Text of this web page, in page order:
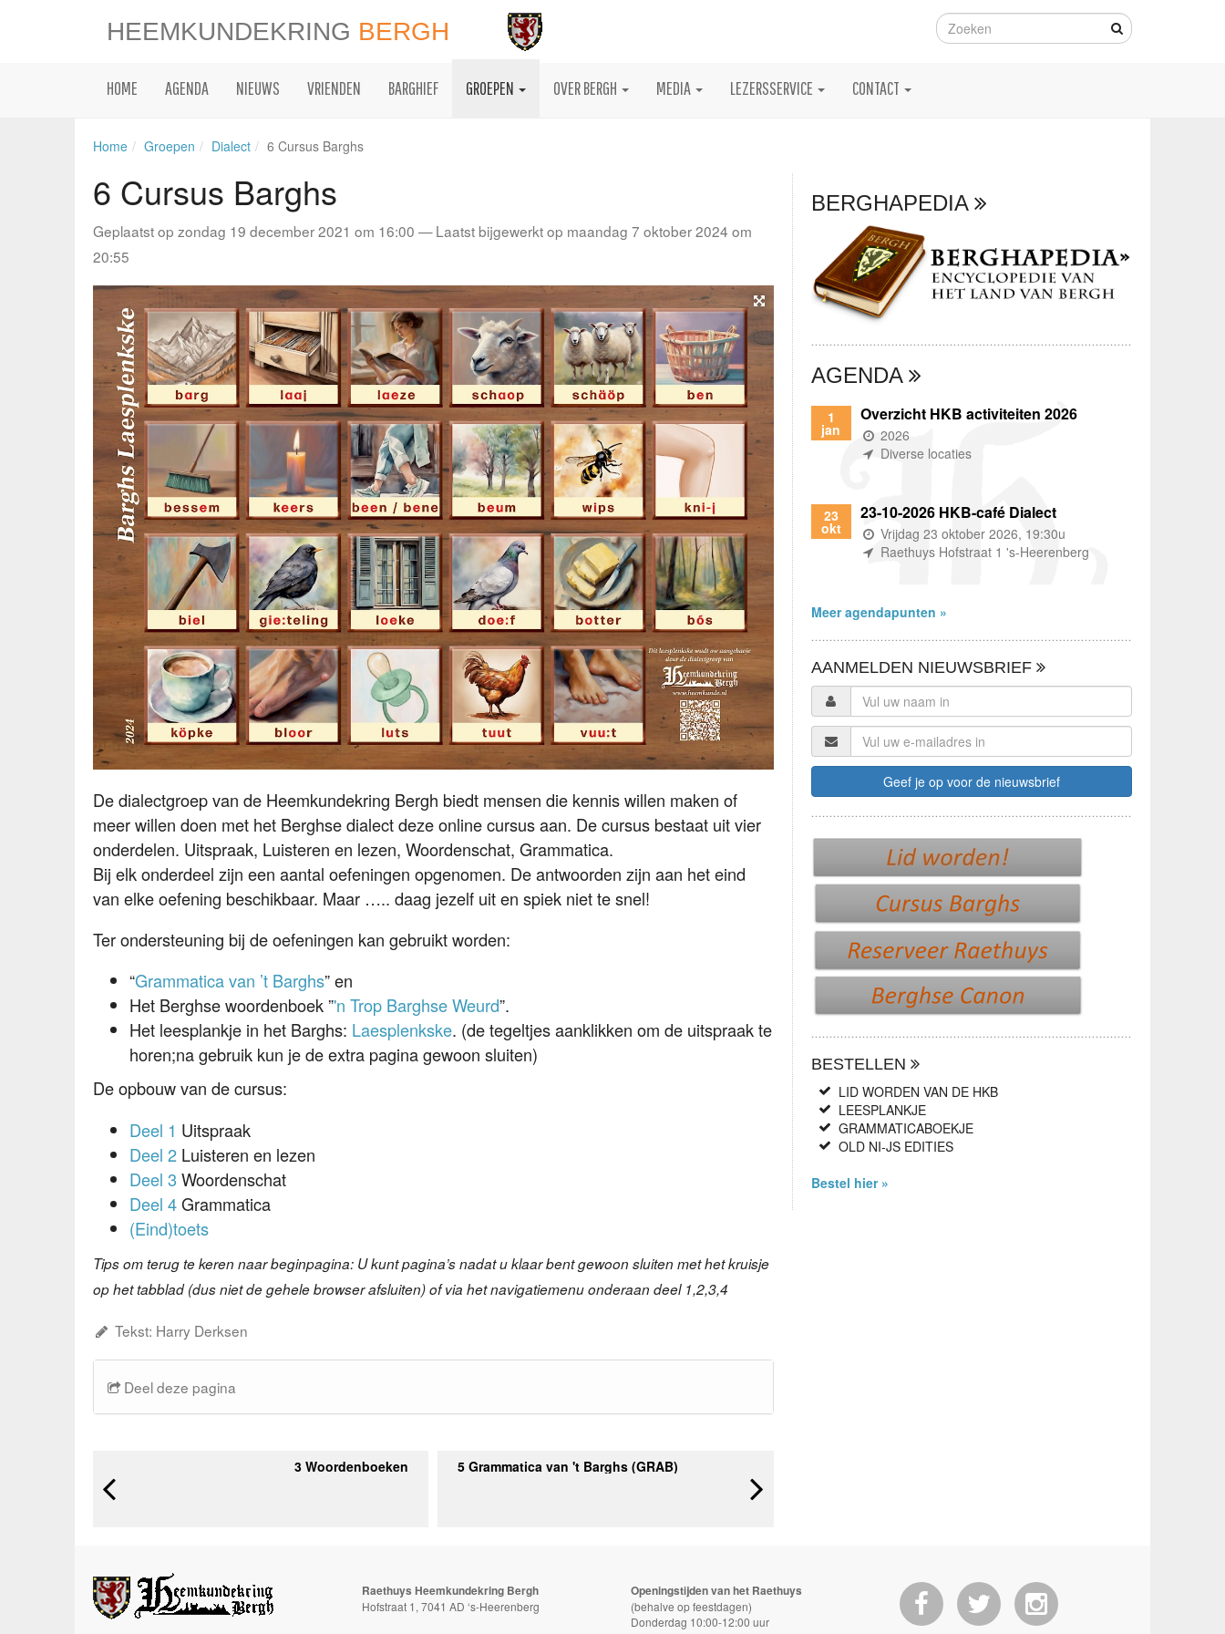
HEEMKUNDEKRING BERGH
HOME AGENDA NIEUWS VRIENDEN BARGHIEF GROEPEN OVER BERGH MEDIA LEZERSSERVICE CONTACT
Home Groepen Dialect 6 Cursus Barghs
6 Cursus Barghs
Geplaatst op zondag 19 december 2021 om 16:00 — Laatst bijgewerkt op maandag 7 oktober 2024 om
20:55
De dialectgroep van de Heemkundekring Bergh biedt mensen die kennis willen maken of
meer willen doen met het Berghse dialect deze online cursus aan. De cursus bestaat uit vier
onderdelen. Uitspraak, Luisteren en lezen, Woordenschat, Grammatica.
Bij elk onderdeel zijn een aantal oefeningen opgenomen. De antwoorden zijn aan het eind
van elke oefening beschikbaar. Maar ….. daag jezelf uit en spiek niet te snel!
Ter ondersteuning bij de oefeningen kan gebruikt worden:
“Grammatica van ’t Barghs” en
Het Berghse woordenboek ”'n Trop Barghse Weurd”.
Het leesplankje in het Barghs: Laesplenkske. (de tegeltjes aanklikken om de uitspraak te
horen;na gebruik kun je de extra pagina gewoon sluiten)
De opbouw van de cursus:
Deel 1 Uitspraak
Deel 2 Luisteren en lezen
Deel 3 Woordenschat
Deel 4Grammatica
(Eind)toets
Tips om terug te keren naar beginpagina: U kunt pagina’s nadat u klaar bent gewoon sluiten met het kruisje
op het tabblad (dus niet de gehele browser afsluiten) of via het navigatiemenu onderaan deel 1,2,3,4
Tekst: Harry Derksen
Deel deze pagina
3 Woordenboeken 5 Grammatica van 't Barghs (GRAB)
BERGHAPEDIA
AGENDA
1
jan
Overzicht HKB activiteiten 2026
(wanneer)
2026
(waar)
Diverse locaties
23
okt
23-10-2026 HKB-café Dialect
(wanneer)
Vrijdag 23 oktober 2026, 19:30u
(waar)
Raethuys Hofstraat 1 's-Heerenberg
Meer agendapunten »
AANMELDEN NIEUWSBRIEF
BESTELLEN
LID WORDEN VAN DE HKB
LEESPLANKJE
GRAMMATICABOEKJE
OLD NI-JS EDITIES
Bestel hier »
Raethuys Heemkundekring Bergh
Hofstraat 1, 7041 AD ‘s-Heerenberg
Openingstijden van het Raethuys
(behalve op feestdagen)
Donderdag 10:00-12:00 uur